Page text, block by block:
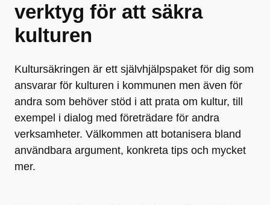
verktyg för att säkra
kulturen
Kultursäkringen är ett självhjälpspaket för dig som
ansvarar för kulturen i kommunen men även för
andra som behöver stöd i att prata om kultur, till
exempel i dialog med företrädare för andra
verksamheter. Välkommen att botanisera bland
användbara argument, konkreta tips och mycket
mer.